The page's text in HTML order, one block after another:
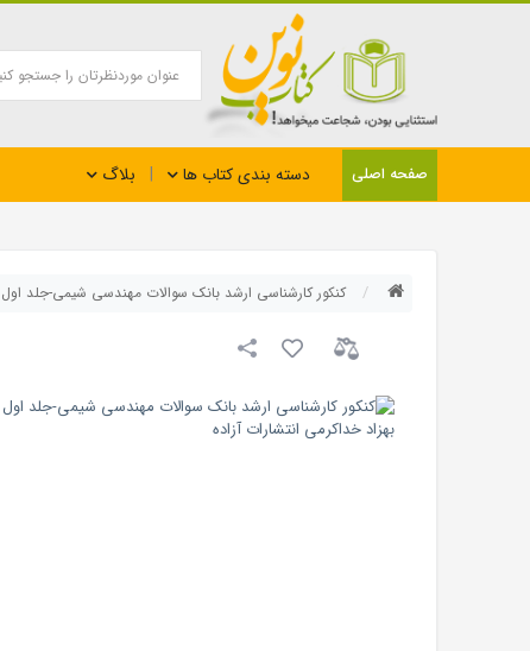
صفحه اصلی دسته بندی کتاب ها بلاگ
کنکور کارشناسی ارشد بانک سوالات مهندسی شیمی-جلد اول